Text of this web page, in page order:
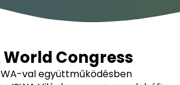
World Congress
val együttműködésben